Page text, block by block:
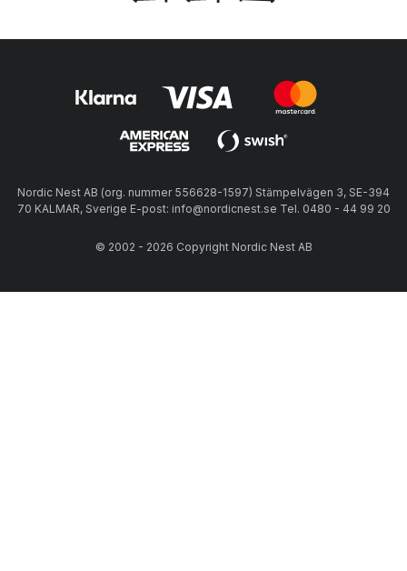
Nordic Nest AB (org. nummer 556628-1597) Stämpelvägen 3, SE-394
70 KALMAR, Sverige E-post: info@nordicnest.se Tel. 0480 - 44 99 20
© 2002 - 2026 Copyright Nordic Nest AB